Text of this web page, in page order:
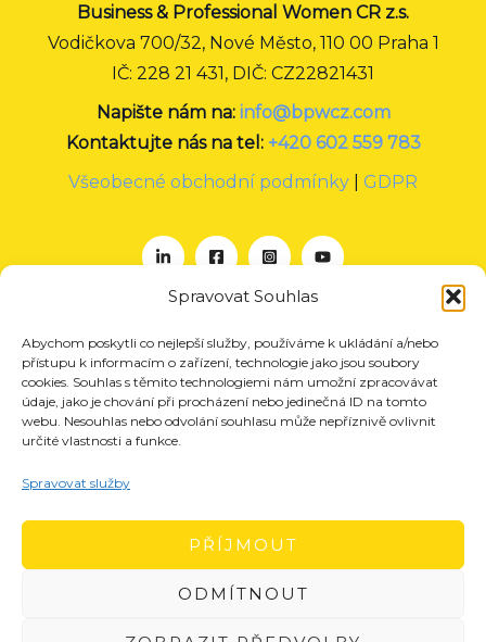
Spravovat Souhlas
Abychom poskytli co nejlepší služby, používáme k ukládání a/nebo
přístupu k informacím o zařízení, technologie jako jsou soubory
cookies. Souhlas s těmito technologiemi nám umožní zpracovávat
údaje, jako je chování při procházení nebo jedinečná ID na tomto
webu. Nesouhlas nebo odvolání souhlasu může nepříznivě ovlivnit
určité vlastnosti a funkce.
Spravovat služby
PŘÍJMOUT
ODMÍTNOUT
Business & Professional Women CR z.s.
Vodičkova 700/32, Nové Město, 110 00 Praha 1
IČ: 228 21 431, DIČ: CZ22821431
Napište nám na: info@bpwcz.com
Kontaktujte nás na tel: +420 602 559 783
Všeobecné obchodní podmínky
GDPR
O nás
Projekty
Členství
Kontakt